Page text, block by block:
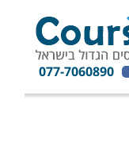
077-7060890